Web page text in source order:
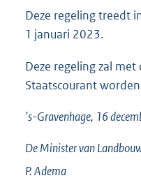
Deze regeling treedt
1 januari 2023.
Deze regeling zal
Staatscourant
’s-Gravenhage, 16
De Minister van
P.Adema